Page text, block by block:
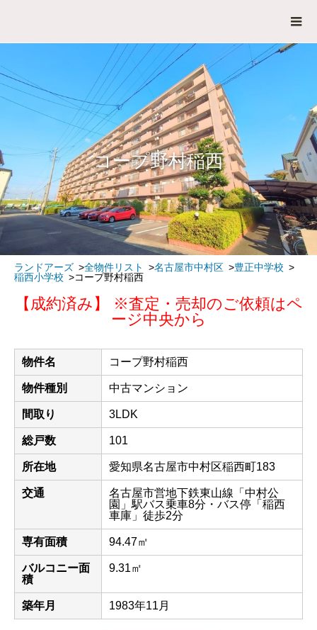
コープ野村稲西
ランドアーズ 全物件リスト 名古屋市中村区
豊正中学校
稲西小学校
コープ野村稲西
【成約済み】 ※査定・売却のご依頼はペ
ージ中央から
物件名 コープ野村稲西
物件種別 中古マンション
間取り 3LDK
総戸数 101
所在地 愛知県名古屋市中村区稲西町183
交通
名古屋市営地下鉄東山線「中村公
園」駅バス乗車8分・バス停「稲西
車庫」徒歩2分
専有面積 94.47㎡
バルコニー面
積
9.31㎡
築年月 1983年11月